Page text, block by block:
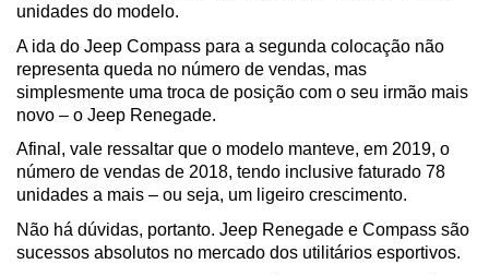
unidades do modelo.
A ida do Jeep Compass para a segunda colocação não
representa queda no número de vendas, mas
simplesmente uma troca de posição com o seu irmão mais
novo – o Jeep Renegade.
Afinal, vale ressaltar que o modelo manteve, em 2019, o
número de vendas de 2018, tendo inclusive faturado 78
unidades a mais – ou seja, um ligeiro crescimento.
Não há dúvidas, portanto. Jeep Renegade e Compass são
sucessos absolutos no mercado dos utilitários esportivos.